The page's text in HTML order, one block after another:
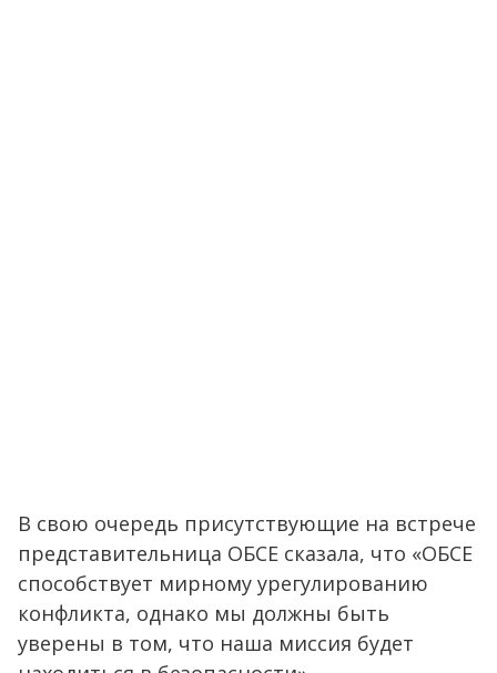
В свою очередь присутствующие на встрече
представительница ОБСЕ сказала, что «ОБСЕ
способствует мирному урегулированию
конфликта, однако мы должны быть
уверены в том, что наша миссия будет